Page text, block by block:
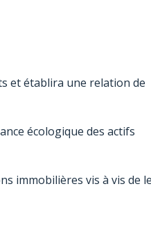
et établira une relation de
écologique des actifs
immobilières vis à vis de